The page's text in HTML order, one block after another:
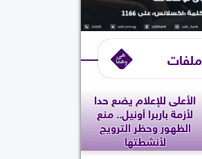
ملفات
الأعلى للإعلام يضع حدا
لأزمة باربرا أونيل.. منع
الظهور وحظر الترويج
لأنشطتها